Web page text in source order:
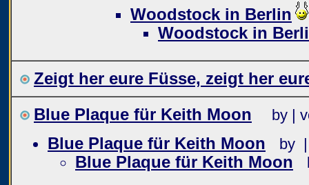
Woodstock in Berlin
Woodstock in
Zeigt her eure Füsse, zeigt her
Blue Plaque für Keith Moon
by |
Blue Plaque für Keith Moon by
Blue Plaque für Keith Moon